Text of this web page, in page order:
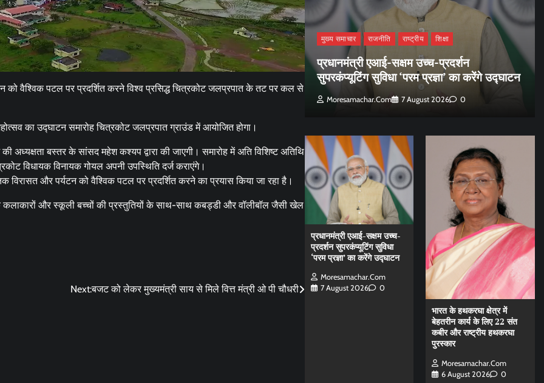
वैश्विक पटल पर प्रदर्शित करने विश्व प्रसिद्ध चित्रकोट जलप्रपात के तट पर कल से
का उद्घाटन समारोह चित्रकोट जलप्रपात ग्राउंड में आयोजित होगा।
बस्तर के सांसद महेश कश्यप द्वारा की जाएगी। समारोह में अति विशिष्ट अतिथि
विधायक विनायक गोयल अपनी उपस्थिति दर्ज कराएंगे।
और पर्यटन को वैश्विक पटल पर प्रदर्शित करने का प्रयास किया जा रहा है।
और स्कूली बच्चों की प्रस्तुतियों के साथ-साथ कबड्डी और वॉलीबॉल जैसी खेल
Next:बजट को लेकर मुख्यमंत्री साय से मिले वित्त मंत्री ओ पी चौधरी
छत्तीसगढ़ ब्यूरोक्रेट्स मुख्य समाचार राजनीति
मुख्यमंत्री साय से 2025 बैच के प्रशिक्षु डिप्टी
कलेक्टरों ने की मुलाकात
मुख्य समाचार राजनीति राष्ट्रीय शिक्षा
प्रधानमंत्री एआई-सक्षम उच्च-प्रदर्शन
सुपरकंप्यूटिंग सुविधा ‘परम प्रज्ञा’ का करेंगे उद्घाटन
Moresamachar.com 7 August 2026 0
प्रधानमंत्री एआई-सक्षम उच्च-
प्रदर्शन सुपरकंप्यूटिंग सुविधा
‘परम प्रज्ञा’ का करेंगे उद्घाटन
Moresamachar.com
7 August 2026
0
भारत के हथकरघा क्षेत्र में
बेहतरीन कार्य के लिए 22 संत
कबीर और राष्ट्रीय हथकरघा
पुरस्कार
Moresamachar.com
6 August 2026
0